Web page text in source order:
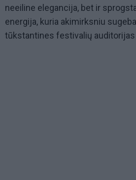
neeiline elegancija, bet ir
energija, kuria akimirksniu
tūkstantines festivalių